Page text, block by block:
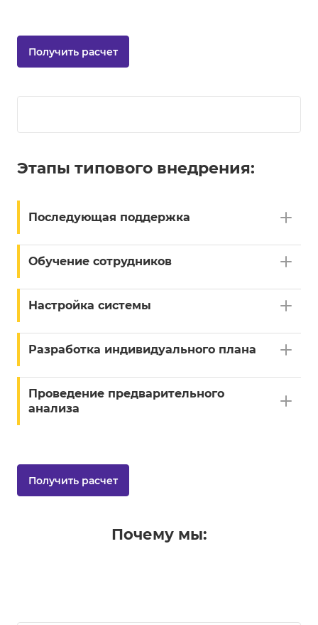
Получить расчет
Этапы типового внедрения:
Последующая поддержка
Обучение сотрудников
Настройка системы
Разработка индивидуального плана
Проведение предварительного
анализа
Получить расчет
Почему мы: